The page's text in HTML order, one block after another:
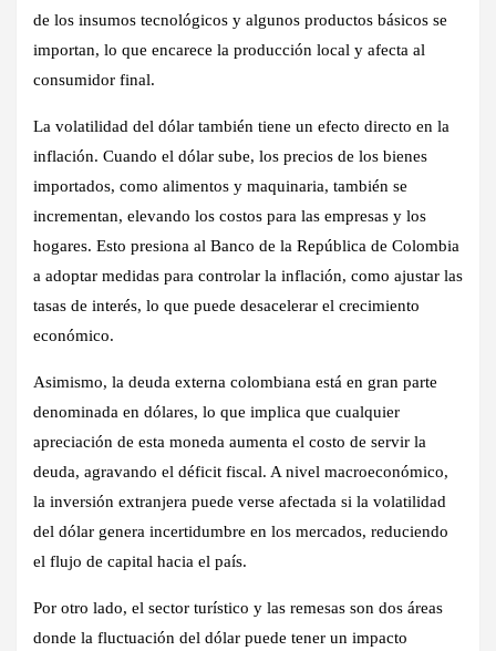
de los insumos tecnológicos y algunos productos básicos se
importan, lo que encarece la producción local y afecta al
consumidor final.
La volatilidad del dólar también tiene un efecto directo en la
inflación. Cuando el dólar sube, los precios de los bienes
importados, como alimentos y maquinaria, también se
incrementan, elevando los costos para las empresas y los
hogares. Esto presiona al Banco de la República de Colombia
a adoptar medidas para controlar la inflación, como ajustar las
tasas de interés, lo que puede desacelerar el crecimiento
económico.
Asimismo, la deuda externa colombiana está en gran parte
denominada en dólares, lo que implica que cualquier
apreciación de esta moneda aumenta el costo de servir la
deuda, agravando el déficit fiscal. A nivel macroeconómico,
la inversión extranjera puede verse afectada si la volatilidad
del dólar genera incertidumbre en los mercados, reduciendo
el flujo de capital hacia el país.
Por otro lado, el sector turístico y las remesas son dos áreas
donde la fluctuación del dólar puede tener un impacto